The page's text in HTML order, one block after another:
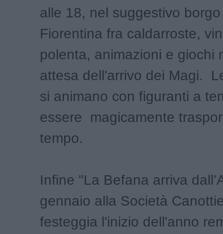
alle 18, nel suggestivo
Fiorentina fra caldarroste,
polenta, animazioni e giochi
attesa dell'arrivo dei Magi.
si animano con figuranti a
essere magicamente
tempo.
Infine "La Befana arriva
gennaio alla Società
festeggia l'inizio dell'anno